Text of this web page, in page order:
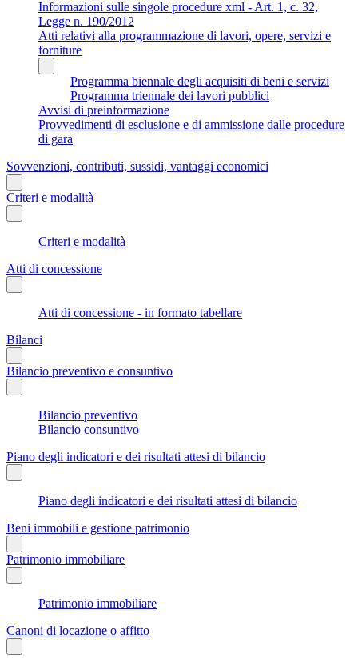
Informazioni sulle singole procedure xml - Art. 1, c. 32,
Legge n. 190/2012
Atti relativi alla programmazione di lavori, opere, servizi e
forniture
Programma biennale degli acquisiti di beni e servizi
Programma triennale dei lavori pubblici
Avvisi di preinformazione
Provvedimenti di esclusione e di ammissione dalle procedure
di gara
Sovvenzioni, contributi, sussidi, vantaggi economici
Criteri e modalità
Criteri e modalità
Atti di concessione
Atti di concessione - in formato tabellare
Bilanci
Bilancio preventivo e consuntivo
Bilancio preventivo
Bilancio consuntivo
Piano degli indicatori e dei risultati attesi di bilancio
Piano degli indicatori e dei risultati attesi di bilancio
Beni immobili e gestione patrimonio
Patrimonio immobiliare
Patrimonio immobiliare
Canoni di locazione o affitto